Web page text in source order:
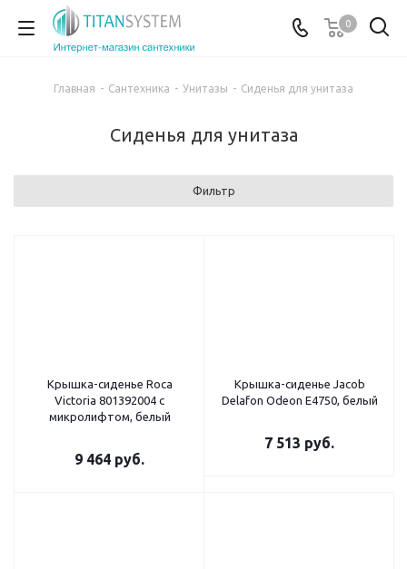
0
Главная - Сантехника - Унитазы - Сиденья для унитаза
Сиденья для унитаза
Фильтр
Крышка-сиденье Roca
Victoria 801392004 с
микролифтом, белый
9 464 руб.
Крышка-сиденье Jacob
Delafon Odeon E4750, белый
7 513 руб.